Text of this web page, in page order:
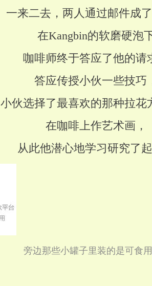
一来二去，两人通过邮件成
在Kangbin的软磨硬泡
咖啡师终于答应了他的请
答应传授小伙一些技巧
小伙选择了最喜欢的那种拉
在咖啡上作艺术画，
从此他潜心地学习研究了
旁边那些小罐子里装的是可食